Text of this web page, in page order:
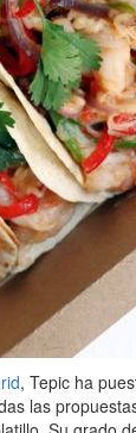
, Tepic ha
las